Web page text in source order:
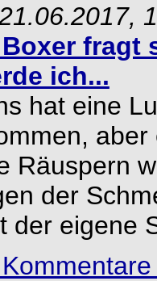
fragt
ich...
hat eine
Räuspern
der
der eigene